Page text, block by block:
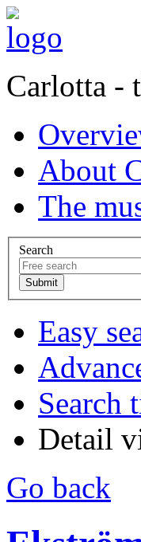
Carlotta -
About
The
Search
Easy
Search
Detail
Go back